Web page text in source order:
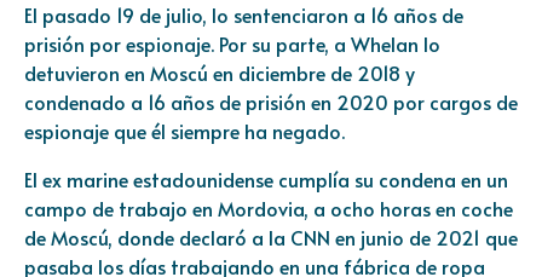
El pasado 19 de julio, lo sentenciaron a 16 años de
prisión por espionaje. Por su parte, a Whelan lo
detuvieron en Moscú en diciembre de 2018 y
condenado a 16 años de prisión en 2020 por cargos de
espionaje que él siempre ha negado.
El ex marine estadounidense cumplía su condena en un
campo de trabajo en Mordovia, a ocho horas en coche
de Moscú, donde declaró a la CNN en junio de 2021 que
pasaba los días trabajando en una fábrica de ropa